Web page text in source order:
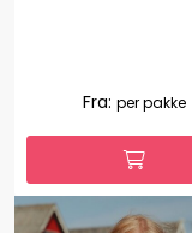
Fra: per pakke